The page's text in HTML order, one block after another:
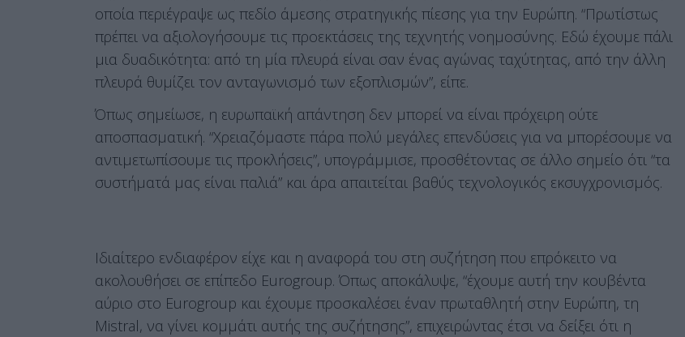
οποία περιέγραψε ως πεδίο άμεσης στρατηγικής πίεσης για την Ευρώπη. “Πρωτίστως
πρέπει να αξιολογήσουμε τις προεκτάσεις της τεχνητής νοημοσύνης. Εδώ έχουμε πάλι
μια δυαδικότητα: από τη μία πλευρά είναι σαν ένας αγώνας ταχύτητας, από την άλλη
πλευρά θυμίζει τον ανταγωνισμό των εξοπλισμών”, είπε.
Όπως σημείωσε, η ευρωπαϊκή απάντηση δεν μπορεί να είναι πρόχειρη ούτε
αποσπασματική. “Χρειαζόμαστε πάρα πολύ μεγάλες επενδύσεις για να μπορέσουμε να
αντιμετωπίσουμε τις προκλήσεις”, υπογράμμισε, προσθέτοντας σε άλλο σημείο ότι “τα
συστήματά μας είναι παλιά” και άρα απαιτείται βαθύς τεχνολογικός εκσυγχρονισμός.
Ιδιαίτερο ενδιαφέρον είχε και η αναφορά του στη συζήτηση που επρόκειτο να
ακολουθήσει σε επίπεδο Eurogroup. Όπως αποκάλυψε, “έχουμε αυτή την κουβέντα
αύριο στο Eurogroup και έχουμε προσκαλέσει έναν πρωταθλητή στην Ευρώπη, τη
Mistral, να γίνει κομμάτι αυτής της συζήτησης”, επιχειρώντας έτσι να δείξει ότι η